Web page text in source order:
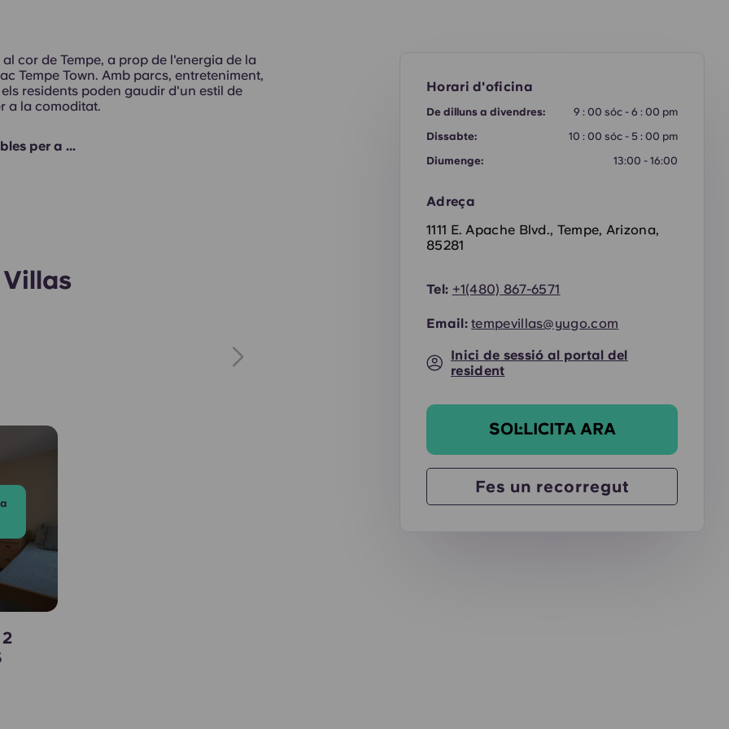
cor de Tempe, a prop de l'energia de la
Tempe Town. Amb parcs, entreteniment,
residents poden gaudir d'un estil de
a la comoditat.
per a ...
Horari d'oficina
De dilluns a divendres:
9 : 00 sóc - 6 : 00 pm
Dissabte:
10 : 00 sóc - 5 : 00 pm
Diumenge:
13:00 - 16:00
Adreça
1111 E. Apache Blvd., Tempe, Arizona,
85281
Tel: +1(480) 867-6571
Email: tempevillas@yugo.com
Inici de sessió al portal del
resident
SOL·LICITA ARA
Fes un recorregut